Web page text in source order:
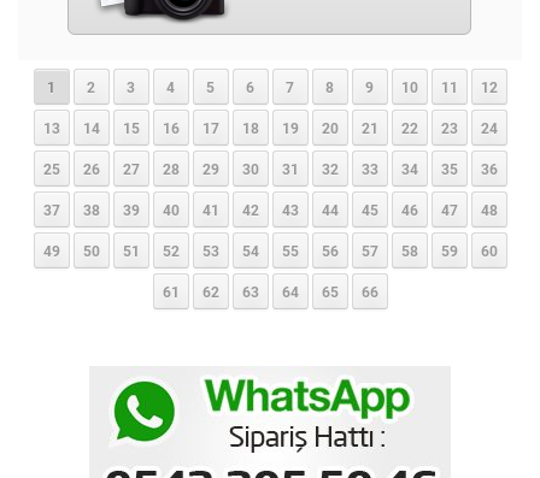
1 2 3 4 5 6 7 8 9 10 11 12
13 14 15 16 17 18 19 20 21 22 23 24
25 26 27 28 29 30 31 32 33 34 35 36
37 38 39 40 41 42 43 44 45 46 47 48
49 50 51 52 53 54 55 56 57 58 59 60
61 62 63 64 65 66